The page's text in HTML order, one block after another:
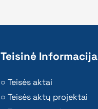
Teisinė Informacija
Teisės aktai
Teisės aktų projektai